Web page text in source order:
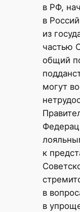
в РФ,
в
из
частью
общий
могут
к
в
в